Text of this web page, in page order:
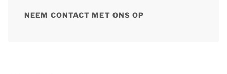
NEEM CONTACT MET ONS OP